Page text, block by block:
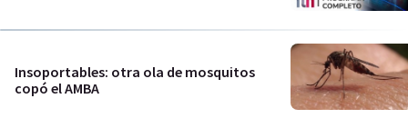
Insoportables: otra ola de mosquitos
copó el AMBA